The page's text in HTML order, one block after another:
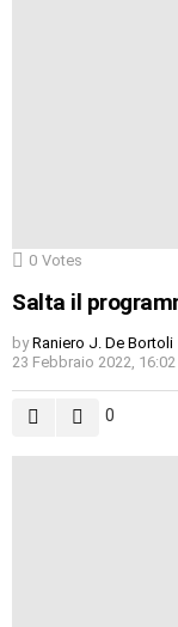
0 Votes
Salta il
by Raniero J. De Bortoli
23 Febbraio 2022, 16:02
0